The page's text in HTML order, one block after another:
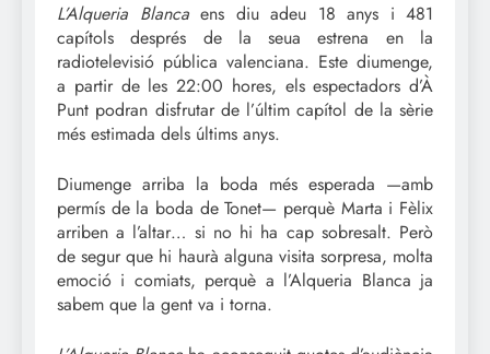
L’Alqueria Blancaens diu adeu 18 anys i 481
capítols després de la seua estrena en la
radiotelevisió pública valenciana. Este diumenge,
a partir de les 22:00 hores, els espectadors d’À
Punt podran disfrutar de l’últim capítol de la sèrie
més estimada dels últims anys.
Diumenge arriba la boda més esperada —amb
permís de la boda de Tonet— perquè Marta i Fèlix
arriben a l’altar… si no hi ha cap sobresalt. Però
de segur que hi haurà alguna visita sorpresa, molta
emoció i comiats, perquè a l’Alqueria Blanca ja
sabem que la gent va i torna.